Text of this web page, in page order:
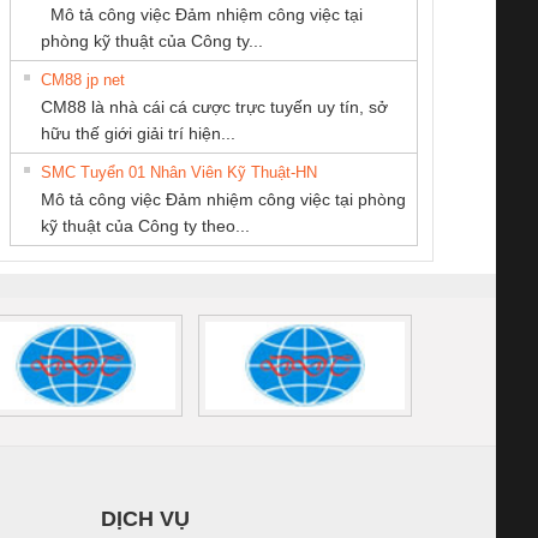
FSP/2X1/1X2
sát chuỗi
tấm pin
16I+
(2502520000)
điện TRANSCLINIC
BKE 1K5.4
(7791400879)2. Giá
Nẹp nhôm chống
trơn Đà Nẵng
GIA HƯNG PHÁT
CÔNG TY TNHH
MEKONG MARINE
SUPPLY
company LTD
KINH DOANH
Mô tả công việc Đảm nhiệm công việc tại
phòng kỹ thuật của Công ty...
CM88 jp net
CM88 là nhà cái cá cược trực tuyến uy tín, sở
hữu thế giới giải trí hiện...
SMC Tuyển 01 Nhân Viên Kỹ Thuật-HN
Mô tả công việc Đảm nhiệm công việc tại phòng
kỹ thuật của Công ty theo...
DỊCH VỤ